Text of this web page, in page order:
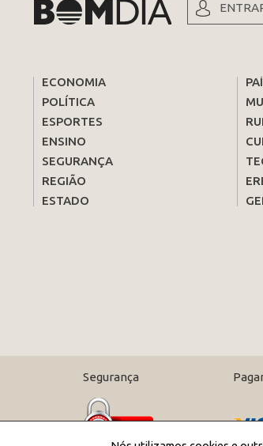
ECONOMIA
POLÍTICA
ESPORTES
ENSINO
SEGURANÇA
REGIÃO
ESTADO
Segurança